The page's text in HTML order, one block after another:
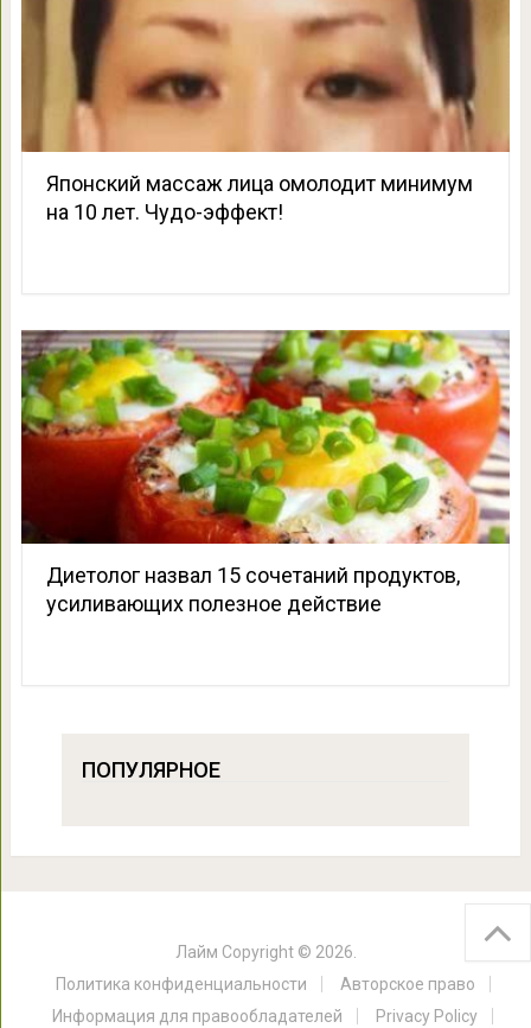
Японский массаж лица омолодит минимум
на 10 лет. Чудо-эффект!
Диетолог назвал 15 сочетаний продуктов,
усиливающих полезное действие
ПОПУЛЯРНОЕ
Лайм Copyright © 2026.
Политика конфиденциальности
Авторское право
Информация для правообладателей
Privacy Policy